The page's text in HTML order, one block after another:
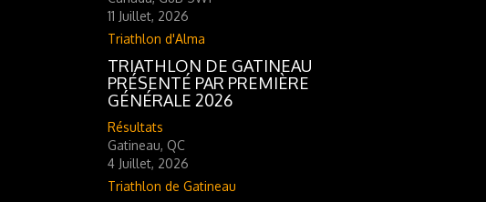
11 Juillet, 2026
Triathlon d'Alma
TRIATHLON DE GATINEAU
PRÉSENTÉ PAR PREMIÈRE
GÉNÉRALE 2026
Résultats
Gatineau, QC
4 Juillet, 2026
Triathlon de Gatineau